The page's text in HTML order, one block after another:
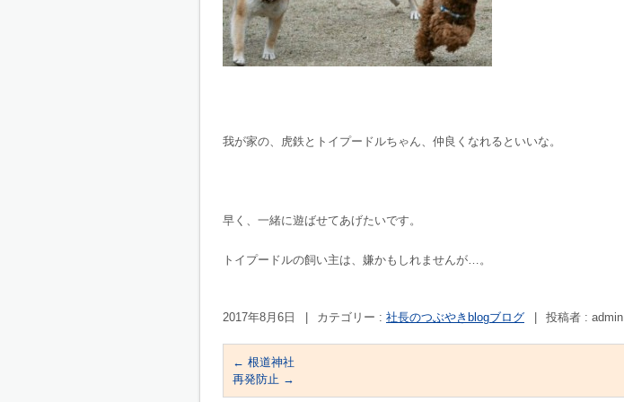
我が家の、虎鉄とトイプードルちゃん、仲良くなれるといいな。
早く、一緒に遊ばせてあげたいです。
トイプードルの飼い主は、嫌かもしれませんが…。
2017年8月6日 カテゴリー : 社長のつぶやきblogブログ 投稿者 : admin
← 根道神社
再発防止 →